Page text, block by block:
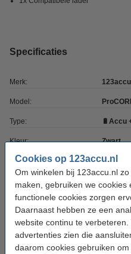
Cookies op 123accu.nl
Om winkelen bij 123accu.nl
maken, gebruiken we
functionele cookies zorgen
Daarnaast hebben ze een
website continu te
advertenties zien die
daarom cookies gebruiken
Specificaties
Merk: 123accu
Model:
Type: 🔋Accu
Kleur: Zwart
Capaciteit: 8.000
Capaciteit: 8 Ah
Voltage: 18 V
Batterij type: Li-ion
Afmetingen: 118 x 77